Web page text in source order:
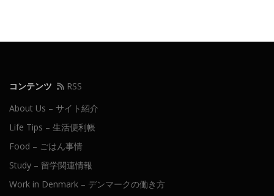
シ
コンテンツ
RSS
About Us – サイト紹介
Life Tips – 生活便利帳
Food – ごはん事情
Study – 留学関連情報
Work in Denmark – デンマークの働き方